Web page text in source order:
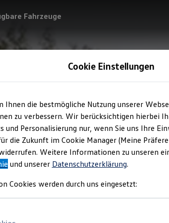
Fahrzeuge
Cookie Einstellungen
Ihnen die bestmögliche Nutzung unserer
zu verbessern. Wir berücksichtigen hierbei
Personalisierung nur, wenn Sie uns Ihre
die Zukunft im Cookie Manager (Meine
Weitere Informationen zu unseren
und unserer Datenschutzerklärung.
Cookies werden durch uns eingesetzt: